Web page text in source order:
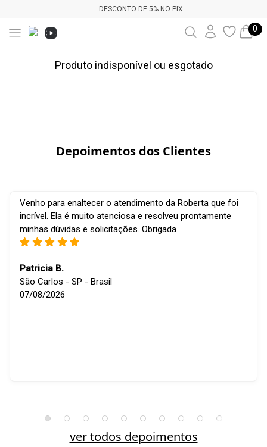
DESCONTO DE 5% NO PIX
0
Produto indisponível ou esgotado
Depoimentos dos Clientes
Venho para enaltecer o atendimento da Roberta que foi
incrível. Ela é muito atenciosa e resolveu prontamente
minhas dúvidas e solicitações. Obrigada
Patricia B.
São Carlos - SP - Brasil
07/08/2026
ver todos depoimentos